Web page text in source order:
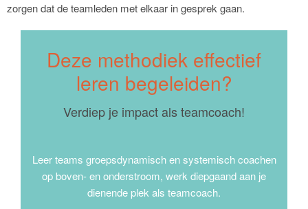
zorgen dat de teamleden met elkaar in gesprek gaan.
Deze methodiek effectief
leren begeleiden?
Verdiep je impact als teamcoach!
Leer teams groepsdynamisch en systemisch coachen
op boven- en onderstroom, werk diepgaand aan je
dienende plek als teamcoach.